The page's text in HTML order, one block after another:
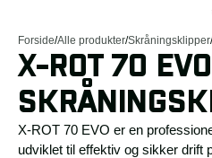
Forside/Alle produkter/Skråningsklipper/
X-ROT 70 EVO
X-ROT 70 EVO er en
udviklet til effektiv og sikker drift